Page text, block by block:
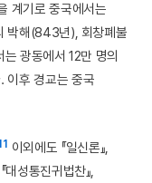
계기로 중국에서는
박해(843년), 회창폐불
광동에서 12만 명의
이후 경교는 중국
이외에도 『일신론』,
대성통진귀법찬』,